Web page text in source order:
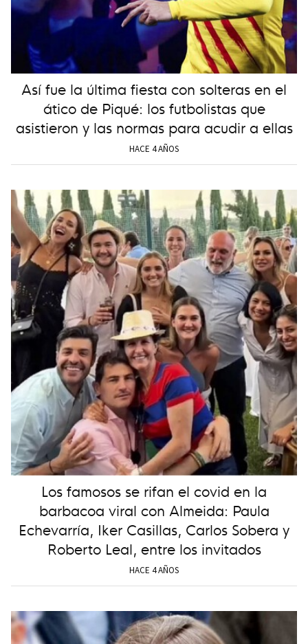
Así fue la última fiesta con solteras en el
ático de Piqué: los futbolistas que
asistieron y las normas para acudir a ellas
HACE 4 AÑOS
Los famosos se rifan el covid en la
barbacoa viral con Almeida: Paula
Echevarría, Iker Casillas, Carlos Sobera y
Roberto Leal, entre los invitados
HACE 4 AÑOS